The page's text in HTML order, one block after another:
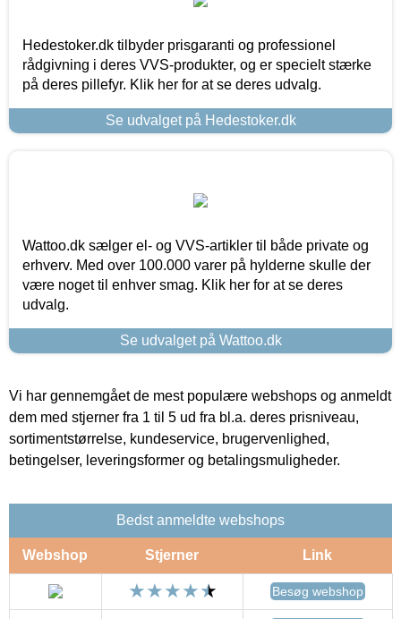
Hedestoker.dk tilbyder prisgaranti og professionel
rådgivning i deres VVS-produkter, og er specielt stærke
på deres pillefyr. Klik her for at se deres udvalg.
Se udvalget på Hedestoker.dk
Wattoo.dk sælger el- og VVS-artikler til både private og
erhverv. Med over 100.000 varer på hylderne skulle der
være noget til enhver smag. Klik her for at se deres
udvalg.
Se udvalget på Wattoo.dk
Vi har gennemgået de mest populære webshops og anmeldt
dem med stjerner fra 1 til 5 ud fra bl.a. deres prisniveau,
sortimentstørrelse, kundeservice, brugervenlighed,
betingelser, leveringsformer og betalingsmuligheder.
Bedst anmeldte webshops
Webshop Stjerner Link
Besøg webshop